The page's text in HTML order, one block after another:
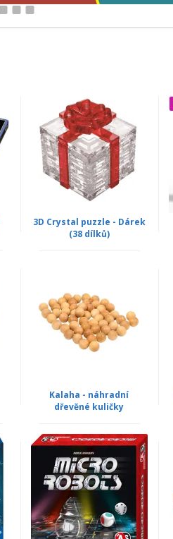
3D Crystal puzzle - Dárek
(38 dílků)
Kalaha - náhradní
dřevěné kuličky